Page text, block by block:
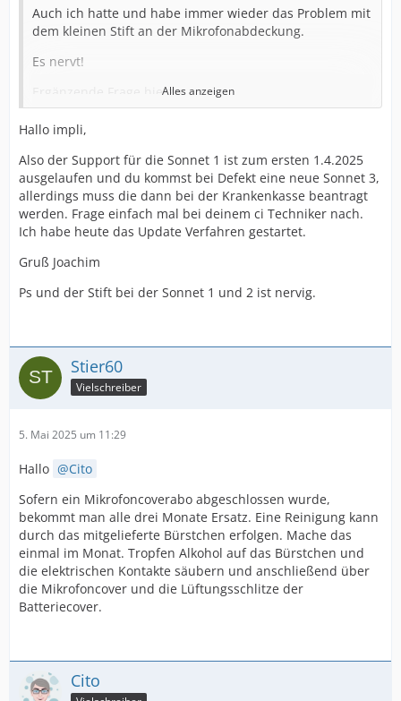
Auch ich hatte und habe immer wieder das Problem mit
dem kleinen Stift an der Mikrofonabdeckung.
Es nervt!
Ergänzende Frage hierzu:
Aktuell soll ich ihn mangels Supporteinstellung für den
Sonnet 1 nicht mehr getauscht bekommen und nur ein
Ersatzgerät zur Ausleihen erhalten.
Warum wird der Kunde nicht offiziell informiert, dass
der Support ausläuft und man sich so ggf um ein
Geräte-Update kümmern?
Habe ich nun mehr keinen Anspruch mehr auf ein
"neuen" SP?
Alles anzeigen
Hallo impli,
Also der Support für die Sonnet 1 ist zum ersten 1.4.2025
ausgelaufen und du kommst bei Defekt eine neue Sonnet 3,
allerdings muss die dann bei der Krankenkasse beantragt
werden. Frage einfach mal bei deinem ci Techniker nach.
Ich habe heute das Update Verfahren gestartet.
Gruß Joachim
Ps und der Stift bei der Sonnet 1 und 2 ist nervig.
Stier60
Vielschreiber
5. Mai 2025 um 11:29
Hallo
Cito
Sofern ein Mikrofoncoverabo abgeschlossen wurde,
bekommt man alle drei Monate Ersatz. Eine Reinigung kann
durch das mitgelieferte Bürstchen erfolgen. Mache das
einmal im Monat. Tropfen Alkohol auf das Bürstchen und
die elektrischen Kontakte säubern und anschließend über
die Mikrofoncover und die Lüftungsschlitze der
Batteriecover.
Cito